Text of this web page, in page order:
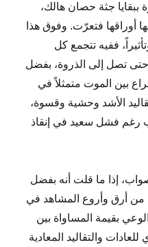
ببقايا جثة حصان هالك،
أوراقها فتعرّت. وفوق هذا
ففيه تتجمع كل
تصل إلى الذروة، بفضل
بين الموت متمثلاً في
الأشد وحشية وقسوة،
رغم فشل سعيد في إنقاذ
إذا ما قلت أنه بفضل
من أرق وأروع المشاهد في
بقيمة المساواة بين
والتقاليد المعادية